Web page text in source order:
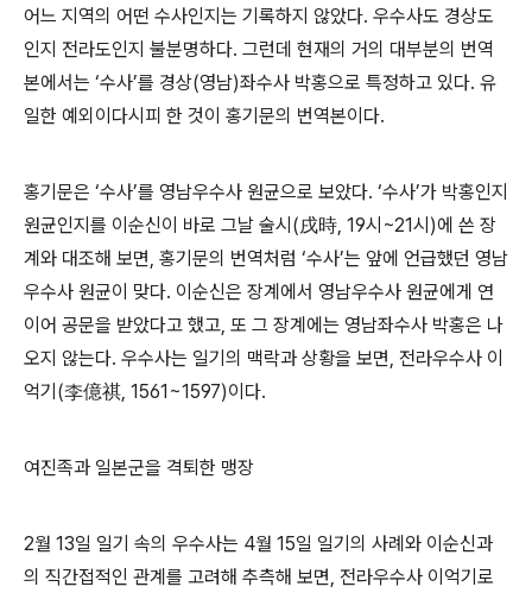
어느 지역의 어떤 수사인지는 기록하지 않았다. 우수사도 경상도
인지 전라도인지 불분명하다. 그런데 현재의 거의 대부분의 번역
본에서는 ‘수사’를 경상(영남)좌수사 박홍으로 특정하고 있다. 유
일한 예외이다시피 한 것이 홍기문의 번역본이다.
홍기문은 ‘수사’를 영남우수사 원균으로 보았다. ‘수사’가 박홍인지
원균인지를 이순신이 바로 그날 술시(戌時, 19시~21시)에 쓴 장
계와 대조해 보면, 홍기문의 번역처럼 ‘수사’는 앞에 언급했던 영남
우수사 원균이 맞다. 이순신은 장계에서 영남우수사 원균에게 연
이어 공문을 받았다고 했고, 또 그 장계에는 영남좌수사 박홍은 나
오지 않는다. 우수사는 일기의 맥락과 상황을 보면, 전라우수사 이
억기(李億祺, 1561~1597)이다.
여진족과 일본군을 격퇴한 맹장
2월 13일 일기 속의 우수사는 4월 15일 일기의 사례와 이순신과
의 직간접적인 관계를 고려해 추측해 보면, 전라우수사 이억기로